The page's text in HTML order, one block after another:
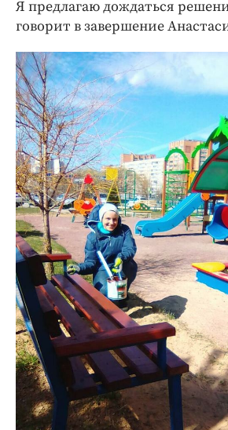
Я предлагаю дождаться
говорит в завершение